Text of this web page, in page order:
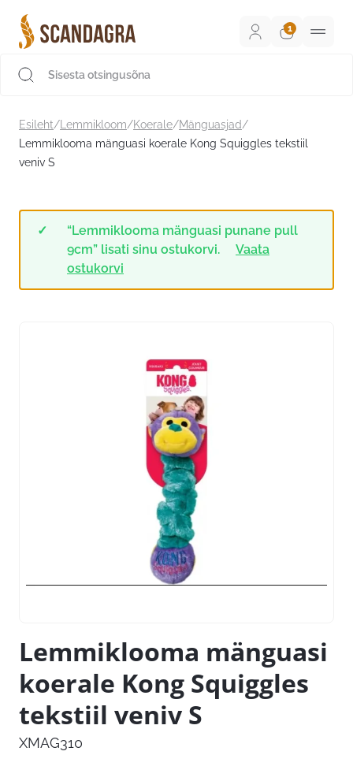
sisu
juurde
Esileht/ Lemmikloom/Koerale/Mänguasjad/
Lemmiklooma mänguasi koerale Kong Squiggles tekstiil
veniv S
“Lemmiklooma mänguasi punane pull
9cm” lisati sinu ostukorvi.
Vaata
ostukorvi
Lemmiklooma mänguasi
koerale Kong Squiggles
tekstiil veniv S
XMAG310